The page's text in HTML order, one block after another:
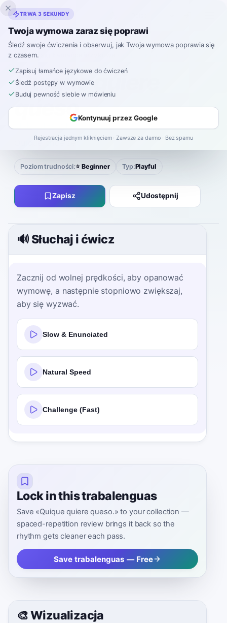
Inklingo
Hiszpański
Quique quiere
queso.
Quique chce ser.
Poziom trudności:⭐ Beginner Typ:Playful
Zapisz Udostępnij
🔊 Słuchaj i ćwicz
Zacznij od wolnej prędkości, aby opanować
wymowę, a następnie stopniowo zwiększaj,
aby się wyzwać.
Slow & Enunciated
Natural Speed
Challenge (Fast)
Lock in this trabalenguas
Save «Quique quiere queso.» to your collection —
spaced-repetition review brings it back so the
rhythm gets cleaner each pass.
Save trabalenguas — Free
🎨 Wizualizacja
TRWA 3 SEKUNDY
Twoja wymowa zaraz się poprawi
Śledź swoje ćwiczenia i obserwuj, jak Twoja wymowa poprawia się
z czasem.
Zapisuj łamańce językowe do ćwiczeń
Śledź postępy w wymowie
Buduj pewność siebie w mówieniu
Kontynuuj przez Google
Rejestracja jednym kliknięciem · Zawsze za darmo · Bez spamu